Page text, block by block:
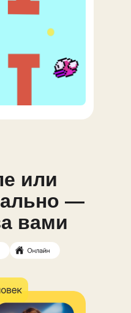
или
—
вами